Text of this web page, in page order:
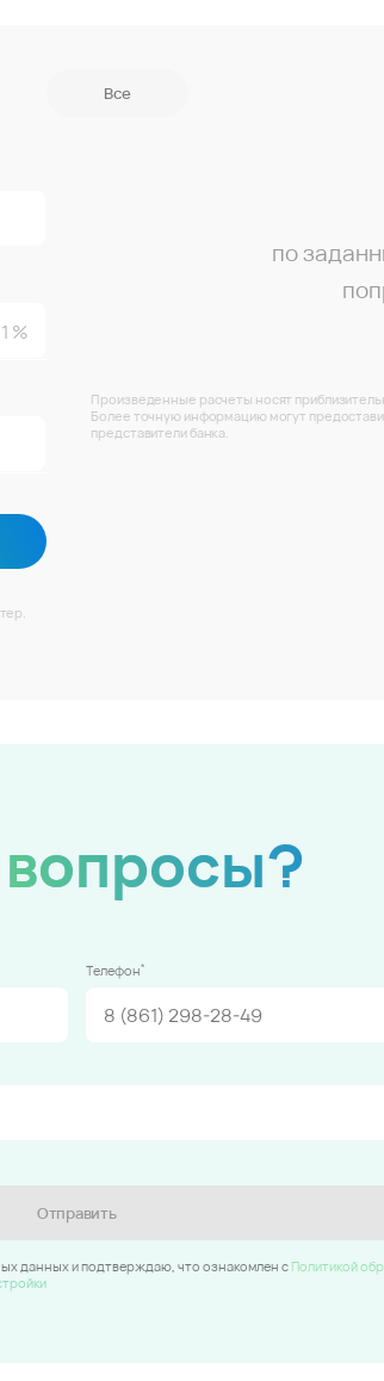
Все
по
Произведенные расчеты носят
Более точную информацию могут
представители банка.
Телефон*
Отправить
данных и подтверждаю, что ознакомлен cПолитикой